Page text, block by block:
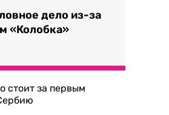
дело из-за
«Колобка»
стоит за первым